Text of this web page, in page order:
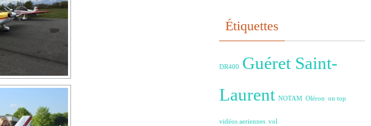
Étiquettes
DR400
Guéret Saint-
Laurent NOTAM Oléron on top
vidéos aeriennes vol